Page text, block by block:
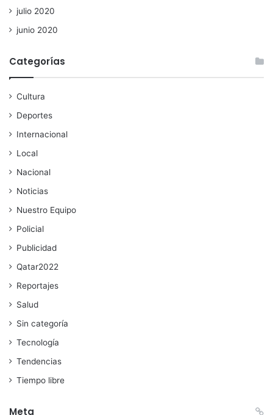
julio 2020
junio 2020
Categorías
Cultura
Deportes
Internacional
Local
Nacional
Noticias
Nuestro Equipo
Policial
Publicidad
Qatar2022
Reportajes
Salud
Sin categoría
Tecnología
Tendencias
Tiempo libre
Meta